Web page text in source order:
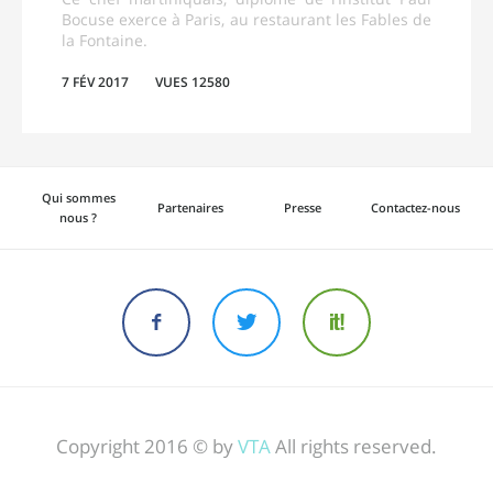
Bocuse exerce à Paris, au restaurant les Fables de
la Fontaine.
7 FÉV 2017 VUES 12580
Qui sommes
nous ?
Partenaires Presse Contactez-nous
Copyright 2016 © byVTAAll rights reserved.